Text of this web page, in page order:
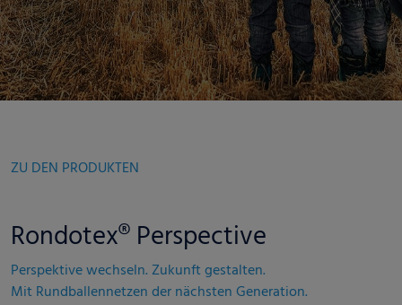
ZU DEN PRODUKTEN
Rondotex® Perspective
Perspektive wechseln. Zukunft gestalten.
Mit Rundballennetzen der nächsten Generation.